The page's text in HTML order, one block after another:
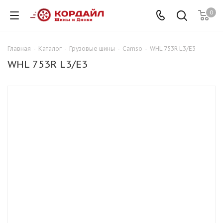
0
Главная - Каталог - Грузовые шины - Camso - WHL 753R L3/E3
WHL 753R L3/E3